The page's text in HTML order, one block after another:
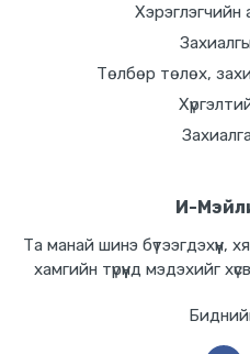
Хэрэглэгчийн
Төлбөр төлөх,
И-
Та манай шинэ
хамгийн түрүүнд мэдэхийг